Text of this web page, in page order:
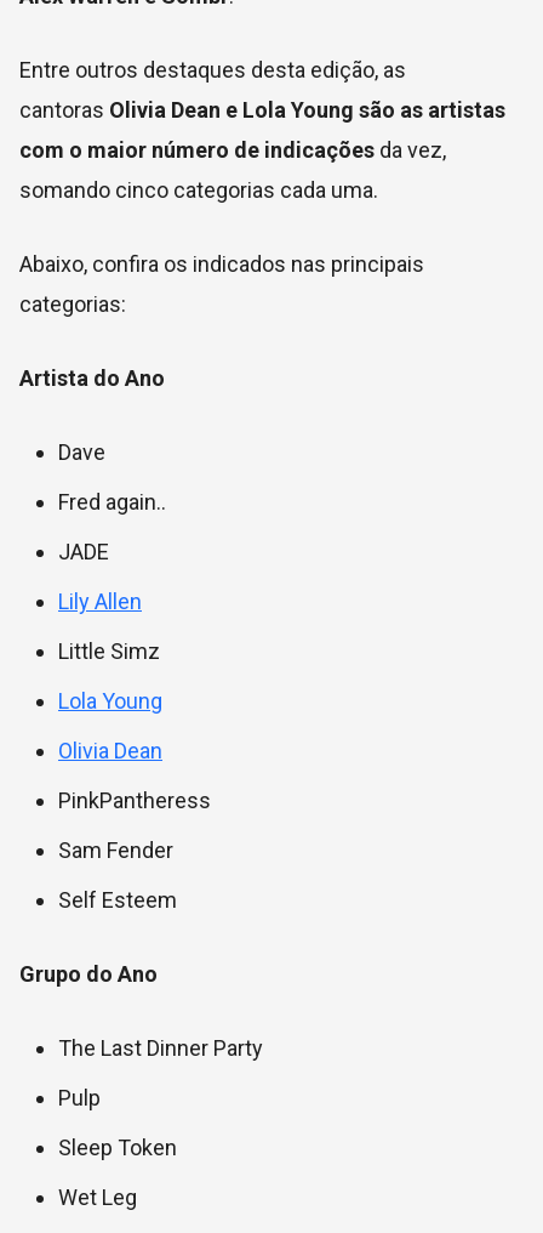
Entre outros destaques desta edição, as
cantoras Olivia Dean e Lola Young são as artistas
com o maior número de indicações da vez,
somando cinco categorias cada uma.
Abaixo, confira os indicados nas principais
categorias:
Artista do Ano
Dave
Fred again..
JADE
Lily Allen
Little Simz
Lola Young
Olivia Dean
PinkPantheress
Sam Fender
Self Esteem
Grupo do Ano
The Last Dinner Party
Pulp
Sleep Token
Wet Leg